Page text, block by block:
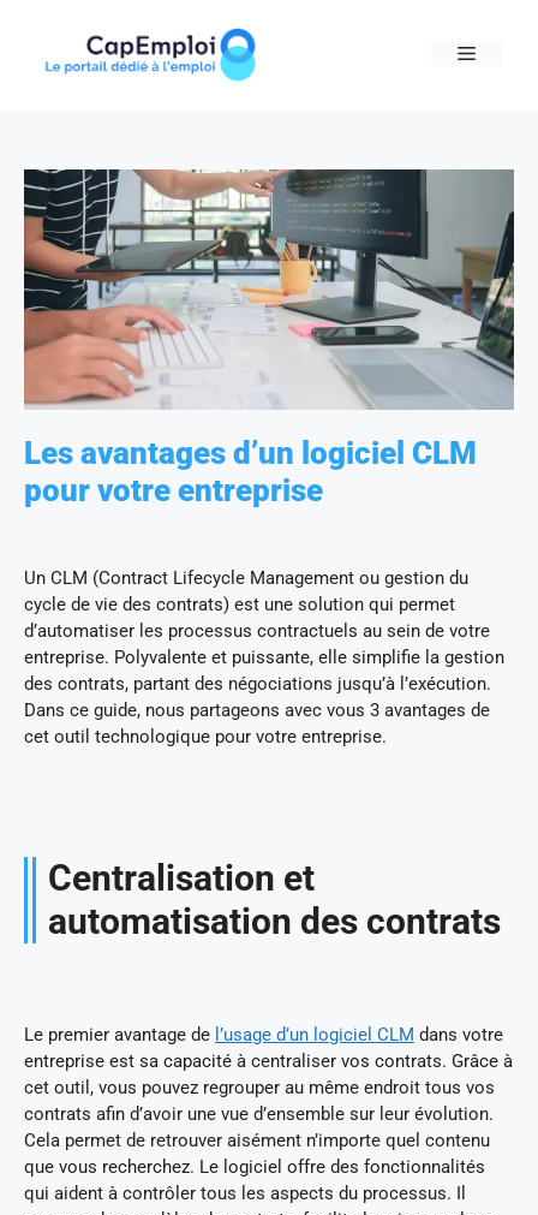
content
MENU
Les avantages d’un logiciel CLM
pour votre entreprise
Un CLM (Contract Lifecycle Management ou gestion du
cycle de vie des contrats) est une solution qui permet
d’automatiser les processus contractuels au sein de votre
entreprise. Polyvalente et puissante, elle simplifie la gestion
des contrats, partant des négociations jusqu’à l’exécution.
Dans ce guide, nous partageons avec vous 3 avantages de
cet outil technologique pour votre entreprise.
Centralisation et
automatisation des contrats
Le premier avantage de l’usage d’un logiciel CLM dans votre
entreprise est sa capacité à centraliser vos contrats. Grâce à
cet outil, vous pouvez regrouper au même endroit tous vos
contrats afin d’avoir une vue d’ensemble sur leur évolution.
Cela permet de retrouver aisément n’importe quel contenu
que vous recherchez. Le logiciel offre des fonctionnalités
qui aident à contrôler tous les aspects du processus. Il